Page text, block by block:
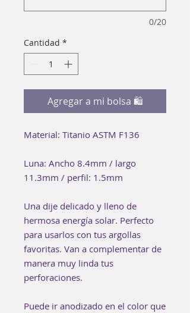
0/20
Cantidad *
Agregar a mi bolsa 🛍
Material: Titanio ASTM F136
Luna: Ancho 8.4mm / largo
11.3mm / perfil: 1.5mm
Una dije delicado y lleno de
hermosa energía solar. Perfecto
para usarlos con tus argollas
favoritas. Van a complementar de
manera muy linda tus
perforaciones.
Puede ir anodizado en el color que